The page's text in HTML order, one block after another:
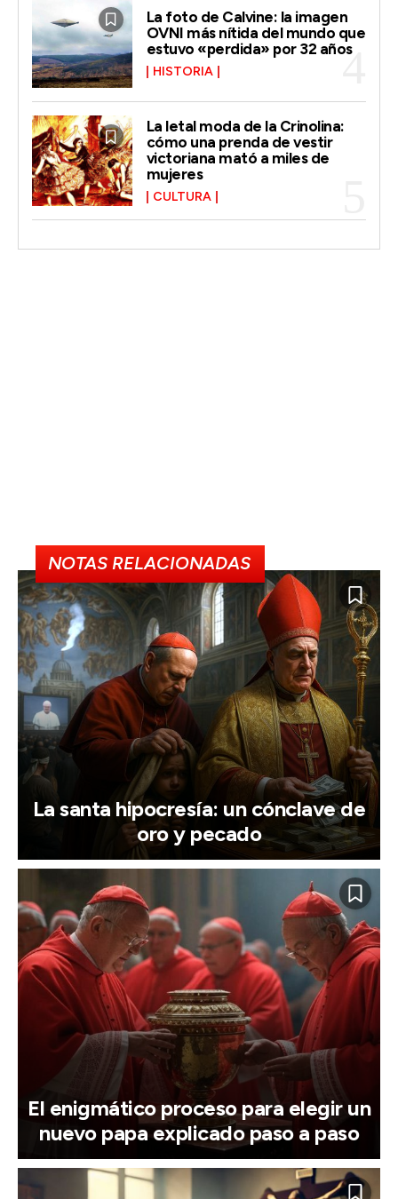
La foto de Calvine: la imagen
OVNI más nítida del mundo que
estuvo «perdida» por 32 años
HISTORIA
La letal moda de la Crinolina:
cómo una prenda de vestir
victoriana mató a miles de
mujeres
CULTURA
NOTAS RELACIONADAS
La santa hipocresía: un cónclave de
oro y pecado
El enigmático proceso para elegir un
nuevo papa explicado paso a paso